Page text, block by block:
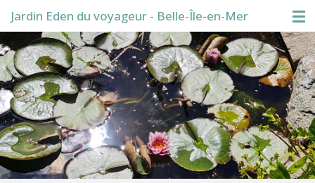
Jardin Eden du voyageur - Belle-Île-en-Mer
Accueil
Visite du jardin
Boutique
Conférences
Blog